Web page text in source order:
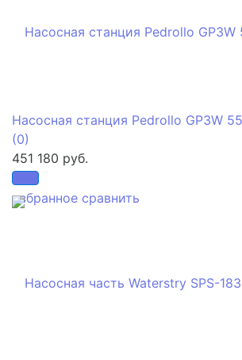
избранное сравнить
Насосная станция Pedrollo GP3W
(0)
451 180 руб.